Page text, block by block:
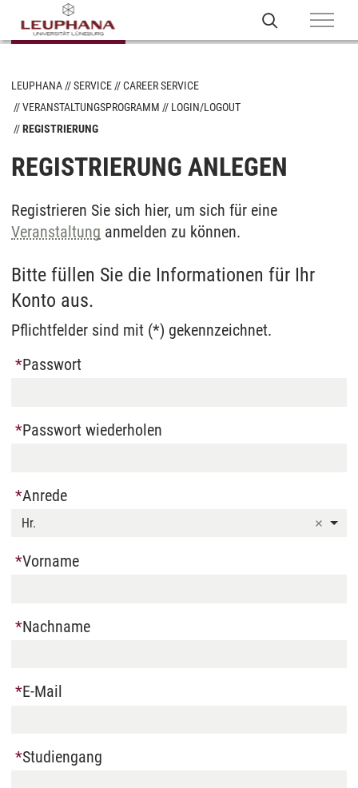
LEUPHANA SERVICE
CAREER SERVICE
VERANSTALTUNGSPROGRAMM
LOGIN/LOGOUT
REGISTRIERUNG
REGISTRIERUNG ANLEGEN
Registrieren Sie sich hier, um sich für eine
Veranstaltung anmelden zu können.
Bitte füllen Sie die Informationen für Ihr
Konto aus.
Pflichtfelder sind mit (*) gekennzeichnet.
Passwort
Passwort wiederholen
Anrede
Hr.
Vorname
Nachname
E-Mail
Studiengang